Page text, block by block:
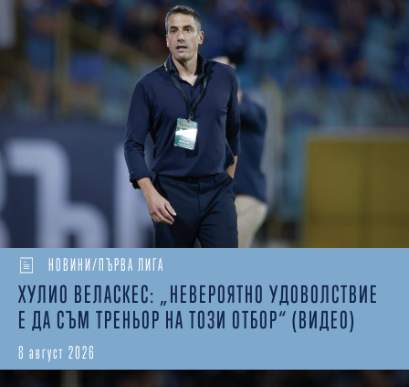
НОВИНИ/ПЪРВА ЛИГА
ХУЛИО ВЕЛАСКЕС: „НЕВЕРОЯТНО УДОВОЛСТВИЕ
Е ДА СЪМ ТРЕНЬОР НА ТОЗИ ОТБОР“ (ВИДЕО)
8 август 2026